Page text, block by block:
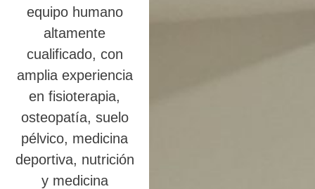
equipo humano
altamente
cualificado, con
amplia experiencia
en fisioterapia,
osteopatía, suelo
pélvico, medicina
deportiva, nutrición
y medicina